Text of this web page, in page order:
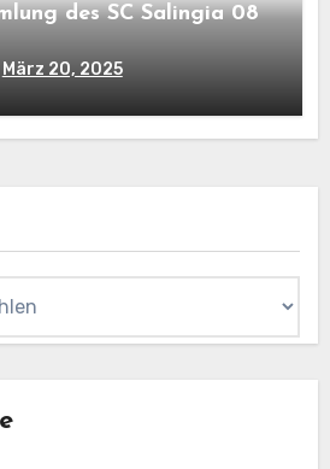
des SC Salingia 08
März 20, 2025